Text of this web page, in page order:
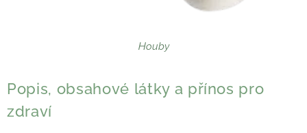
Houby
Popis, obsahové látky a přínos pro
zdraví